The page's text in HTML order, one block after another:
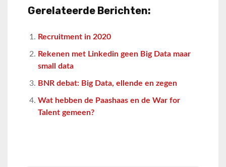
Gerelateerde Berichten:
Recruitment in 2020
Rekenen met Linkedin geen Big Data maar
small data
BNR debat: Big Data, ellende en zegen
Wat hebben de Paashaas en de War for
Talent gemeen?